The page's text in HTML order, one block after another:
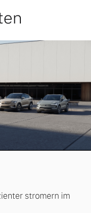
stromern im